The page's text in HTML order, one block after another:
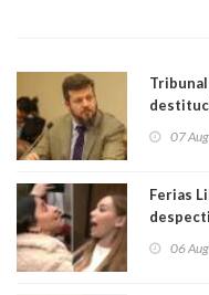
justicia
07
Ferias
06